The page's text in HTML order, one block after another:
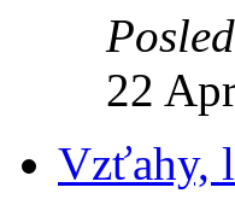
22
Vzťahy,